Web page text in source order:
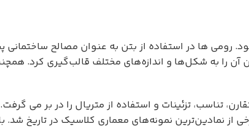
رومی ها در استفاده از بتن به عنوان مصالح ساختمانی
آن را به شکل‌ها و اندازه‌های مختلف قالب‌گیری کرد.
تناسب، تزئینات و استفاده از متریال را در بر
از نمادین‌ترین نمونه‌های معماری کلاسیک در تاریخ